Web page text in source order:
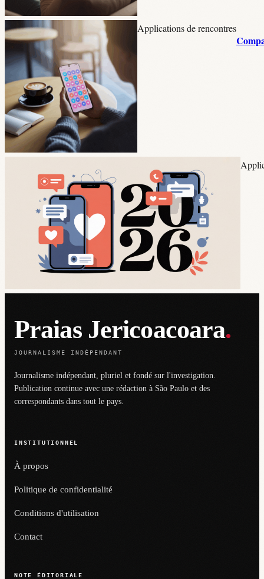
Applications de rencontres
Praias Jericoacoara.
JOURNALISME INDÉPENDANT
Journalisme indépendant, pluriel et fondé sur l'investigation.
Publication continue avec une rédaction à São Paulo et des
correspondants dans tout le pays.
INSTITUTIONNEL
À propos
Politique de confidentialité
Conditions d'utilisation
Contact
NOTE ÉDITORIALE